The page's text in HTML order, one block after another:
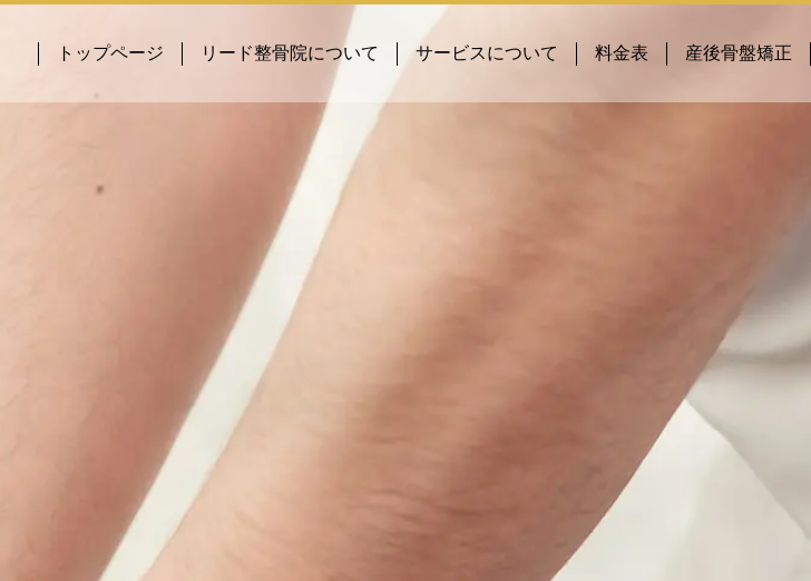
トップページ リード整骨院について サービスについて 料金表 産後骨盤矯正